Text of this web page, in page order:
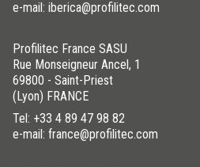
e-mail: iberica@profilitec.com
Profilitec France SASU
Rue Monseigneur Ancel, 1
69800 - Saint-Priest
(Lyon) FRANCE
Tel: +33 4 89 47 98 82
e-mail: france@profilitec.com